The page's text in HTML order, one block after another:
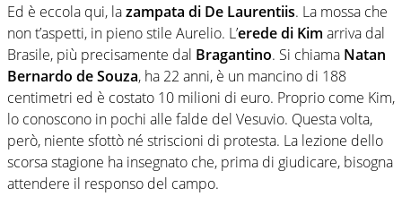
Ed è eccola qui, lazampata di De Laurentiis. La mossa che
non t’aspetti, in pieno stile Aurelio. L’erede di Kim arriva dal
Brasile, più precisamente dal Bragantino. Si chiama Natan
Bernardo de Souza, ha 22 anni, è un mancino di 188
centimetri ed è costato 10 milioni di euro. Proprio come Kim,
lo conoscono in pochi alle falde del Vesuvio. Questa volta,
però, niente sfottò né striscioni di protesta. La lezione dello
scorsa stagione ha insegnato che, prima di giudicare, bisogna
attendere il responso del campo.